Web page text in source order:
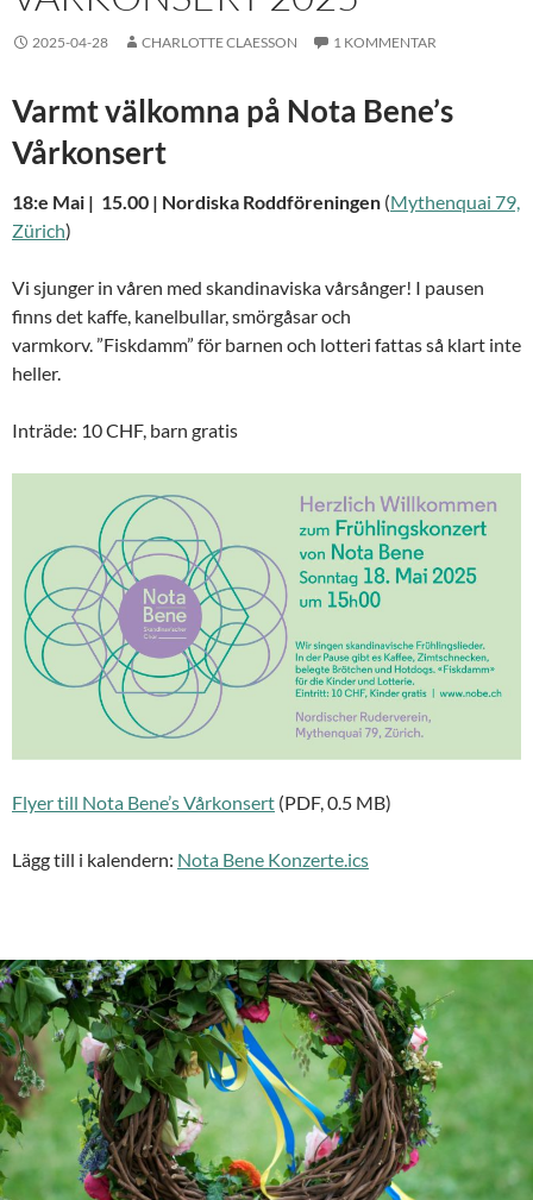
2025-04-28 CHARLOTTE CLAESSON 1 KOMMENTAR
Varmt välkomna på Nota Bene’s
Vårkonsert
18:e Mai | 15.00 | Nordiska Roddföreningen (Mythenquai 79,
Zürich)
Vi sjunger in våren med skandinaviska vårsånger! I pausen
finns det kaffe, kanelbullar, smörgåsar och
varmkorv. ”Fiskdamm” för barnen och lotteri fattas så klart inte
heller.
Inträde: 10 CHF, barn gratis
Flyer till Nota Bene’s Vårkonsert (PDF, 0.5 MB)
Lägg till i kalendern: Nota Bene Konzerte.ics